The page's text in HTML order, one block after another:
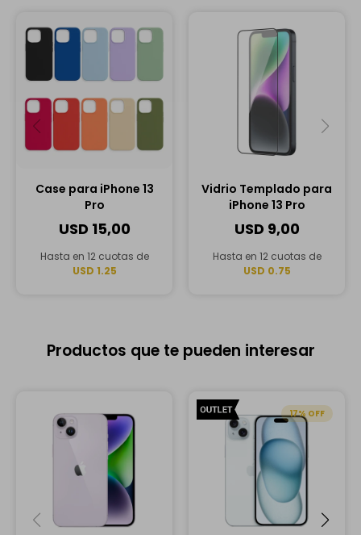
Case para iPhone 13
Pro
USD 15,00
Hasta en 12 cuotas de
USD 1.25
Vidrio Templado para
iPhone 13 Pro
USD 9,00
Hasta en 12 cuotas de
USD 0.75
Productos que te pueden interesar
17